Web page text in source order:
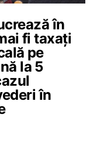
în
fi taxați
pe
la 5
în